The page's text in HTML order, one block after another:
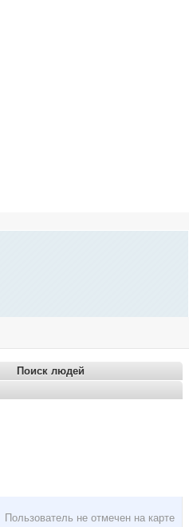
Поиск людей
Пользователь не отмечен на карте